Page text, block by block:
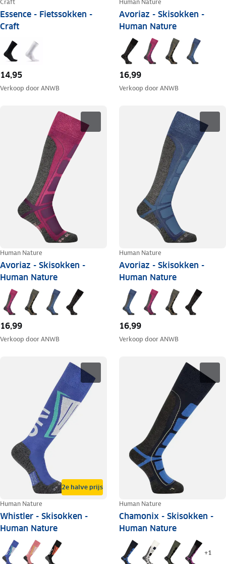
Craft
Essence - Fietssokken -
Craft
14,95
Verkoop doorANWB
Human Nature
Avoriaz - Skisokken -
Human Nature
16,99
Verkoop doorANWB
Human Nature
Avoriaz - Skisokken -
Human Nature
16,99
Verkoop doorANWB
Human Nature
Avoriaz - Skisokken -
Human Nature
16,99
Verkoop doorANWB
2e halve prijs
Human Nature
Whistler - Skisokken -
Human Nature
Human Nature
Chamonix - Skisokken -
Human Nature
+1